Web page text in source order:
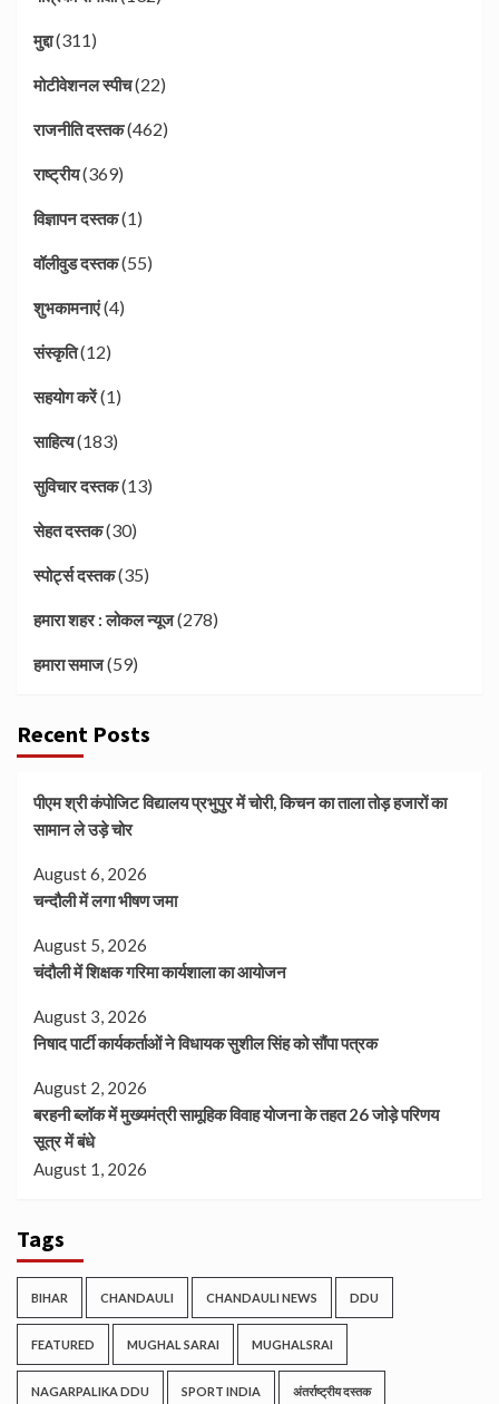
मुद्दा(311)
मोटीवेशनल स्पीच(22)
राजनीति दस्तक(462)
राष्ट्रीय(369)
विज्ञापन दस्तक(1)
वॉलीवुड दस्तक(55)
शुभकामनाएं(4)
संस्कृति(12)
सहयोग करें(1)
साहित्य(183)
सुविचार दस्तक(13)
सेहत दस्तक(30)
स्पोर्ट्स दस्तक(35)
हमारा शहर : लोकल न्यूज(278)
हमारा समाज(59)
Recent Posts
पीएम श्री कंपोजिट विद्यालय प्रभुपुर में चोरी, किचन का ताला तोड़ हजारों का
सामान ले उड़े चोर
August 6, 2026
चन्दौली में लगा भीषण जमा
August 5, 2026
चंदौली में शिक्षक गरिमा कार्यशाला का आयोजन
August 3, 2026
निषाद पार्टी कार्यकर्ताओं ने विधायक सुशील सिंह को सौंपा पत्रक
August 2, 2026
बरहनी ब्लॉक में मुख्यमंत्री सामूहिक विवाह योजना के तहत 26 जोड़े परिणय
सूत्र में बंधे
August 1, 2026
Tags
BIHAR CHANDAULI CHANDAULI NEWS DDU
FEATURED MUGHAL SARAI MUGHALSRAI
NAGARPALIKA DDU SPORT INDIA अंतर्राष्ट्रीय दस्तक